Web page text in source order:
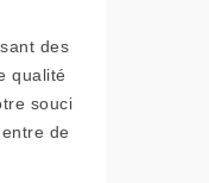
des
qualité
souci
de